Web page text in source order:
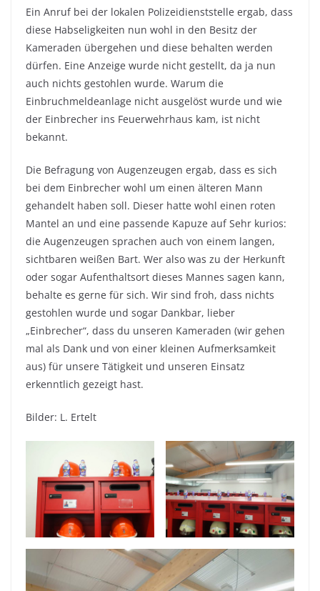
Ein Anruf bei der lokalen Polizeidienststelle ergab, dass
diese Habseligkeiten nun wohl in den Besitz der
Kameraden übergehen und diese behalten werden
dürfen. Eine Anzeige wurde nicht gestellt, da ja nun
auch nichts gestohlen wurde. Warum die
Einbruchmeldeanlage nicht ausgelöst wurde und wie
der Einbrecher ins Feuerwehrhaus kam, ist nicht
bekannt.
Die Befragung von Augenzeugen ergab, dass es sich
bei dem Einbrecher wohl um einen älteren Mann
gehandelt haben soll. Dieser hatte wohl einen roten
Mantel an und eine passende Kapuze auf Sehr kurios:
die Augenzeugen sprachen auch von einem langen,
sichtbaren weißen Bart. Wer also was zu der Herkunft
oder sogar Aufenthaltsort dieses Mannes sagen kann,
behalte es gerne für sich. Wir sind froh, dass nichts
gestohlen wurde und sogar Dankbar, lieber
„Einbrecher“, dass du unseren Kameraden (wir gehen
mal als Dank und von einer kleinen Aufmerksamkeit
aus) für unsere Tätigkeit und unseren Einsatz
erkenntlich gezeigt hast.
Bilder: L. Ertelt